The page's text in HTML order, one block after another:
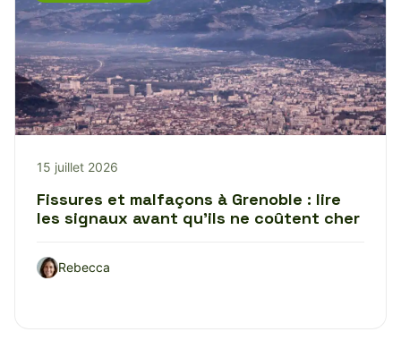
15 juillet 2026
Fissures et malfaçons à Grenoble : lire
les signaux avant qu’ils ne coûtent cher
Rebecca